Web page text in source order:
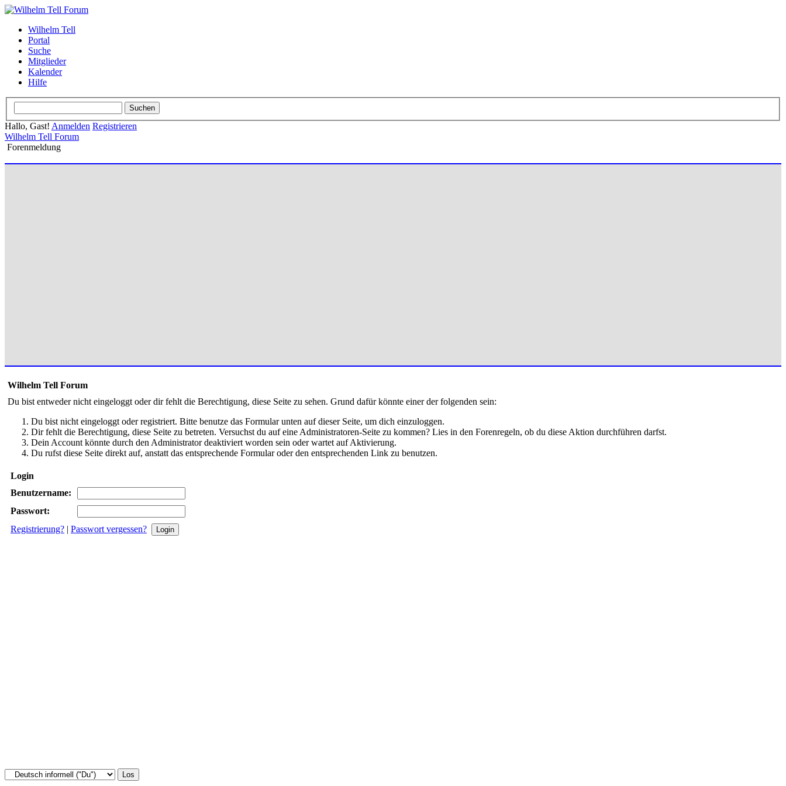
Wilhelm Tell
Portal
Suche
Mitglieder
Kalender
Hilfe
Hallo, Gast! Anmelden Registrieren
Wilhelm Tell Forum
Forenmeldung
Wilhelm Tell Forum
Du bist entweder nicht eingeloggt oder dir fehlt die Berechtigung, diese Seite zu sehen. Grund dafür könnte einer der folgenden sein:
Du bist nicht eingeloggt oder registriert. Bitte benutze das Formular unten auf dieser Seite, um dich einzuloggen.
Dir fehlt die Berechtigung, diese Seite zu betreten. Versuchst du auf eine Administratoren-Seite zu kommen? Lies in den Forenregeln, ob du diese Aktion durchführen darfst.
Dein Account könnte durch den Administrator deaktiviert worden sein oder wartet auf Aktivierung.
Du rufst diese Seite direkt auf, anstatt das entsprechende Formular oder den entsprechenden Link zu benutzen.
Login
Benutzername:
Passwort:
Registrierung? | Passwort vergessen?